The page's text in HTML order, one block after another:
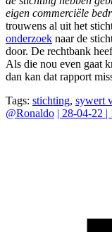
eigen commerciële
trouwens al uit het
onderzoek naar de
door. De rechtbank
Als die nou even gaat
dan kan dat rapport
Tags: stichting, sywert
@Ronaldo | 28-04-22 |